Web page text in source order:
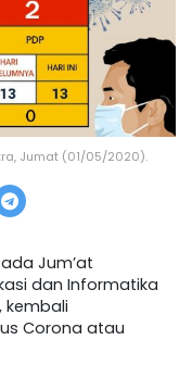
Jumat (01/05/2020).
Jum’at
dan Informatika
kembali
Corona atau